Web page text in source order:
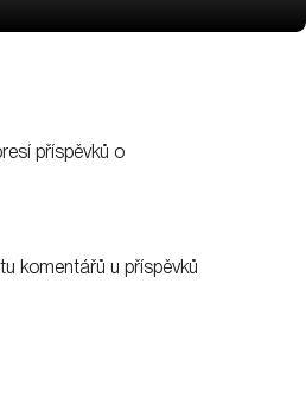
příspěvků o
komentářů u příspěvků